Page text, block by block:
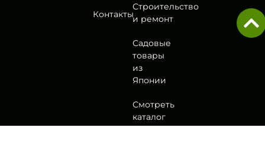
Контакты
Строительство
и ремонт
Садовые
товары
из
Японии
Смотреть
каталог